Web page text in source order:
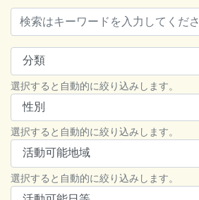
選択すると自動的に絞り込みします。
選択すると自動的に絞り込みします。
選択すると自動的に絞り込みします。